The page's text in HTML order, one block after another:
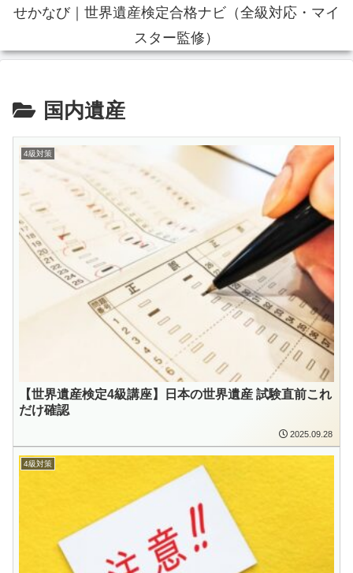
せかなび｜世界遺産検定合格ナビ（全級対応・マイ
スター監修）
国内遺産
4級対策
【世界遺産検定4級講座】日本の世界遺産 試験直前これ
だけ確認
2025.09.28
4級対策